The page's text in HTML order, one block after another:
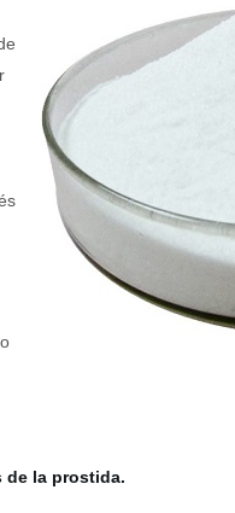
de la prostida.